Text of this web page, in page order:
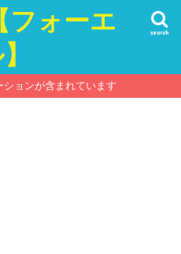
フォーエ
search
ョンが含まれています